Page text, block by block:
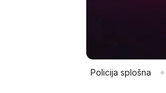
Policija splošna